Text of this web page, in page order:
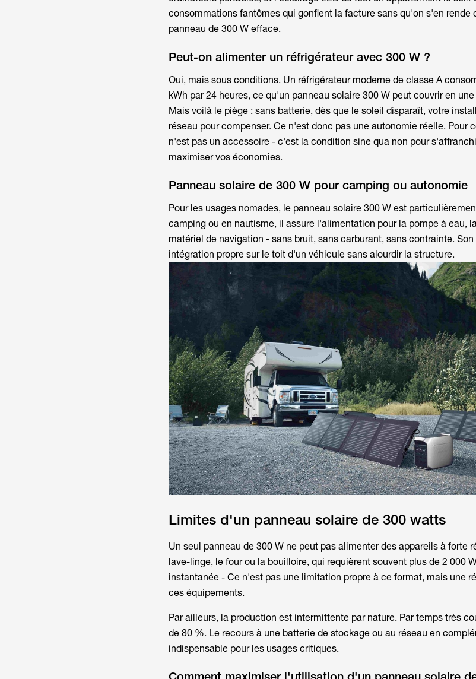
consommations fantômes qui gonflent la facture sans qu'on s'en rende
panneau de 300 W efface.
Peut-on alimenter un réfrigérateur avec 300 W ?
Oui, mais sous conditions. Un réfrigérateur moderne de classe A
kWh par 24 heures, ce qu'un panneau solaire 300 Wpeut couvrir en
Mais voilà le piège : sans batterie, dès que le soleil disparaît, votre
réseau pour compenser. Ce n'est donc pas une autonomie réelle. Pour
n'est pas un accessoire - c'est la condition sine qua non pour
maximiser vos économies.
Panneau solaire de 300 W pour camping ou autonomie
Pour les usages nomades, le panneau solaire 300 West
camping ou en nautisme, il assure l'alimentation pour la pompe à eau,
matériel de navigation - sans bruit, sans carburant, sans contrainte.
intégration propre sur le toit d'un véhicule sans alourdir la structure.
Limites d'un panneau solaire de 300 watts
Un seul panneau de 300 W ne peut pas alimenter des appareils à forte
lave-linge, le four ou la bouilloire, qui requièrent souvent plus de 2 000
instantanée - Ce n'est pas une limitation propre à ce format, mais une
ces équipements.
Par ailleurs, la production est intermittente par nature. Par temps très
de 80 %. Le recours à une batterie de stockage ou au réseau en
indispensable pour les usages critiques.